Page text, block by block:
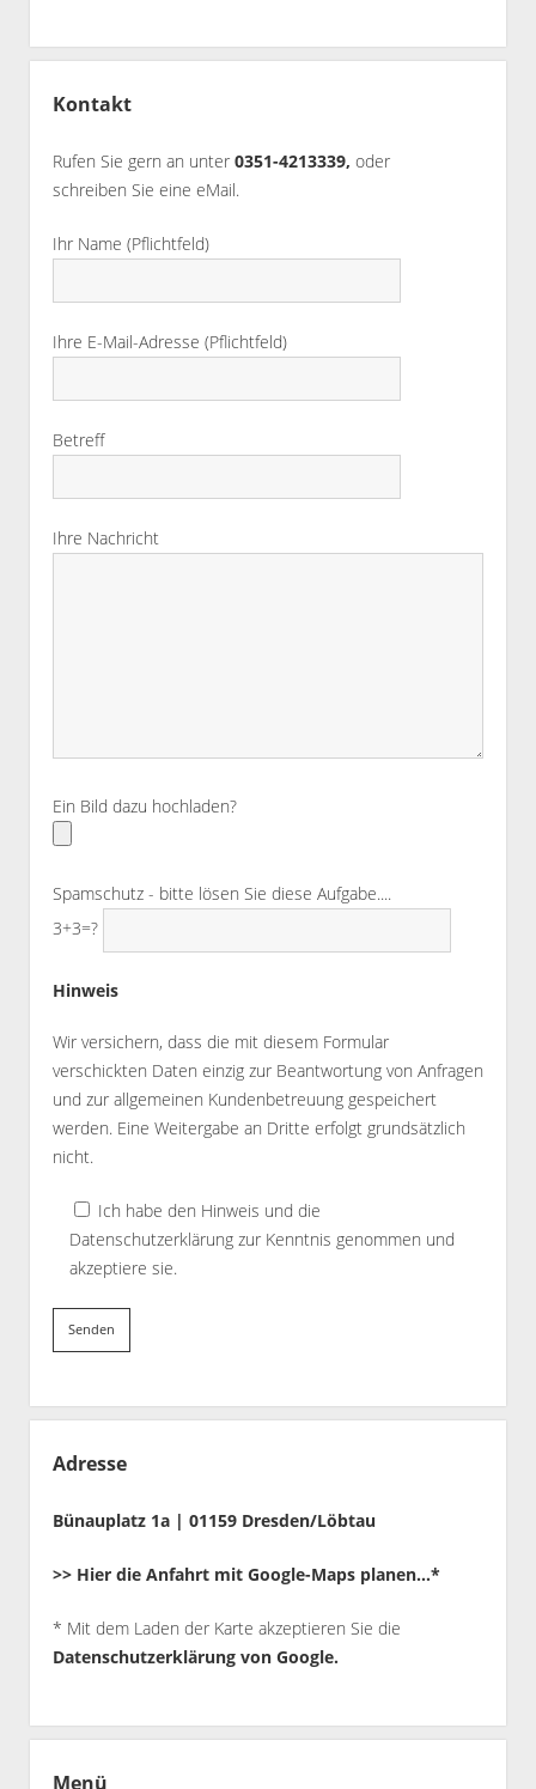
Kontakt
Rufen Sie gern an unter 0351-4213339, oder
schreiben Sie eine eMail.
Ihr Name (Pflichtfeld)
Ihre E-Mail-Adresse (Pflichtfeld)
Betreff
Ihre Nachricht
Bitte lassen Sie dieses Feld leer.
Ein Bild dazu hochladen?
Spamschutz - bitte lösen Sie diese Aufgabe....
3+3=?
Hinweis
Wir versichern, dass die mit diesem Formular
verschickten Daten einzig zur Beantwortung von Anfragen
und zur allgemeinen Kundenbetreuung gespeichert
werden. Eine Weitergabe an Dritte erfolgt grundsätzlich
nicht.
Ich habe den Hinweis und die
Datenschutzerklärungzur Kenntnis genommen und
akzeptiere sie.
Adresse
Bünauplatz 1a | 01159 Dresden/Löbtau
>> Hier die Anfahrt mit Google-Maps planen…*
* Mit dem Laden der Karte akzeptieren Sie die
Datenschutzerklärung von Google.
Menü